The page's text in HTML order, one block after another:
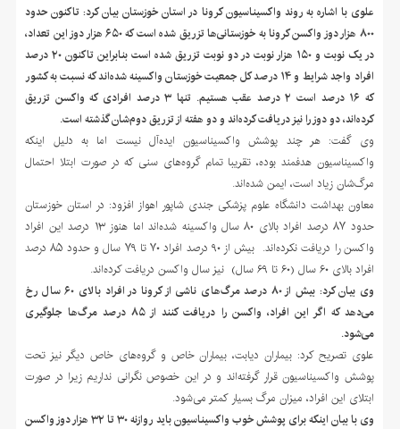
علوی با اشاره به روند واکسیناسیون کرونا در استان خوزستان بیان کرد: تاکنون حدود
۸۰۰ هزار دوز واکسن کرونا به خوزستانی‌ها تزریق شده است که ۶۵۰ هزار دوز این تعداد،
در یک نوبت و ۱۵۰ هزار نوبت در دو نوبت تزریق شده است بنابراین تاکنون ۲۰ درصد
افراد واجد شرایط و ۱۴ درصد کل جمعیت خوزستان واکسینه شده‌اند که نسبت به کشور
که ۱۶ درصد است ۲ درصد عقب هستیم. تنها ۳ درصد افرادی که واکسن تزریق
کرده‌اند، دو دوز را نیز دریافت کرده‌اند و دو هفته از تزریق دوم‌شان گذشته است.
وی گفت: هر چند پوشش واکسیناسیون ایده‌آل نیست اما به دلیل اینکه
واکسیناسیون هدفمند بوده، تقریبا تمام گروه‌های سنی که در صورت ابتلا احتمال
مرگ‌شان زیاد است، ایمن شده‌اند.
معاون بهداشت دانشگاه علوم پزشکی جندی شاپور اهواز افزود: در استان خوزستان
حدود ۸۷ درصد افراد بالای ۸۰ سال واکسینه شده‌اند اما هنوز ۱۳ درصد این افراد
واکسن را دریافت نکرده‌اند. بیش از ۹۰ درصد افراد ۷۰ تا ۷۹ سال و حدود ۸۵ درصد
افراد بالای ۶۰ سال (۶۰ تا ۶۹ سال) نیز سال واکسن دریافت کرده‌اند.
وی بیان کرد: بیش از ۸۰ درصد مرگ‌های ناشی از کرونا در افراد بالای ۶۰ سال رخ
می‌دهد که اگر این افراد، واکسن را دریافت کنند از ۸۵ درصد مرگ‌ها جلوگیری
می‌شود.
علوی تصریح کرد: بیماران دیابت، بیماران خاص و گروه‌های خاص دیگر نیز تحت
پوشش واکسیناسیون قرار گرفته‌اند و در این خصوص نگرانی نداریم زیرا در صورت
ابتلای این افراد، میزان مرگ بسیار کمتر می‌شود.
وی با بیان اینکه برای پوشش خوب واکسیناسیون باید روازنه ۳۰ تا ۳۲ هزار دوز واکسن